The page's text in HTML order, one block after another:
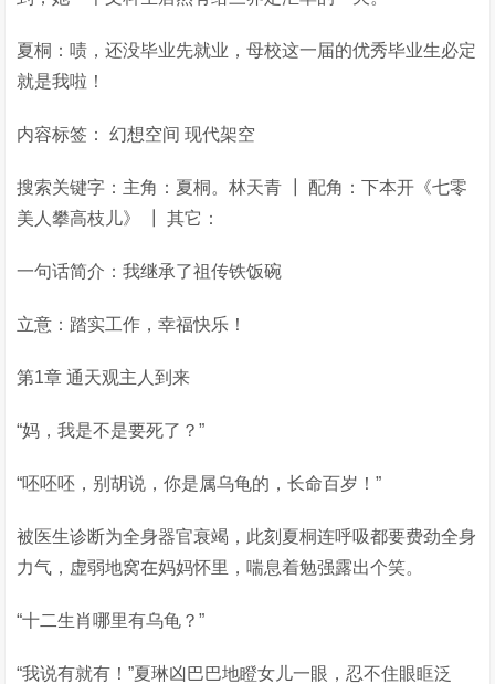
夏桐：啧，还没毕业先就业，母校这一届的优秀毕业生必定
就是我啦！
内容标签： 幻想空间 现代架空
搜索关键字：主角：夏桐。林天青 ┃ 配角：下本开《七零
美人攀高枝儿》 ┃ 其它：
一句话简介：我继承了祖传铁饭碗
立意：踏实工作，幸福快乐！
第1章 通天观主人到来
“妈，我是不是要死了？”
“呸呸呸，别胡说，你是属乌龟的，长命百岁！”
被医生诊断为全身器官衰竭，此刻夏桐连呼吸都要费劲全身
力气，虚弱地窝在妈妈怀里，喘息着勉强露出个笑。
“十二生肖哪里有乌龟？”
“我说有就有！”夏琳凶巴巴地瞪女儿一眼，忍不住眼眶泛